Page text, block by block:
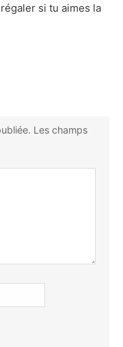
si tu aimes la
Les champs